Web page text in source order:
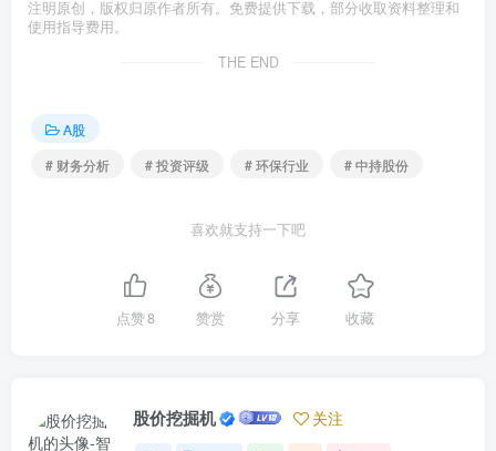
注明原创，版权归原作者所有。免费提供下载，部分收取资料整理和
使用指导费用。
THE END
A股
# 财务分析
# 投资评级 # 环保行业 # 中持股份
喜欢就支持一下吧
点赞8 赞赏 分享 收藏
股价挖掘机 关注